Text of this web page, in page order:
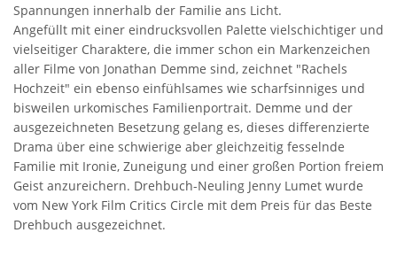
Spannungen innerhalb der Familie ans Licht.
Angefüllt mit einer eindrucksvollen Palette vielschichtiger und
vielseitiger Charaktere, die immer schon ein Markenzeichen
aller Filme von Jonathan Demme sind, zeichnet "Rachels
Hochzeit" ein ebenso einfühlsames wie scharfsinniges und
bisweilen urkomisches Familienportrait. Demme und der
ausgezeichneten Besetzung gelang es, dieses differenzierte
Drama über eine schwierige aber gleichzeitig fesselnde
Familie mit Ironie, Zuneigung und einer großen Portion freiem
Geist anzureichern. Drehbuch-Neuling Jenny Lumet wurde
vom New York Film Critics Circle mit dem Preis für das Beste
Drehbuch ausgezeichnet.